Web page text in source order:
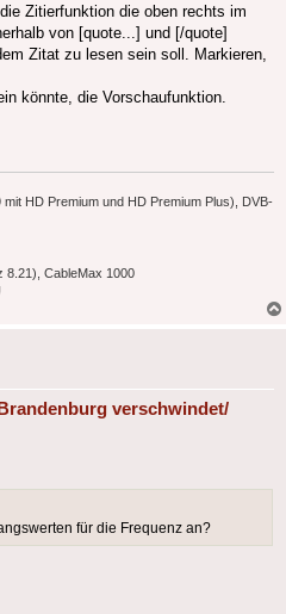
Zitierfunktion die oben rechts im
von [quote...] und [/quote]
Zitat zu lesen sein soll. Markieren,
könnte, die Vorschaufunktion.
HD Premium und HD Premium Plus), DVB-
8.21), CableMax 1000
verschwindet/
für die Frequenz an?